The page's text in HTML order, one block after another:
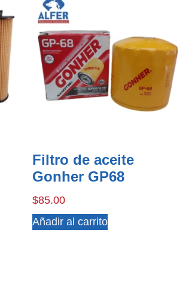
Filtro de aceite
Gonher GP68
$85.00
Añadir al carrito